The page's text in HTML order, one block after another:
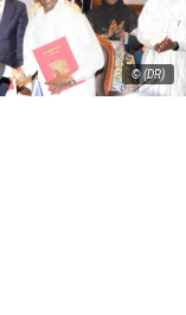
© (DR)